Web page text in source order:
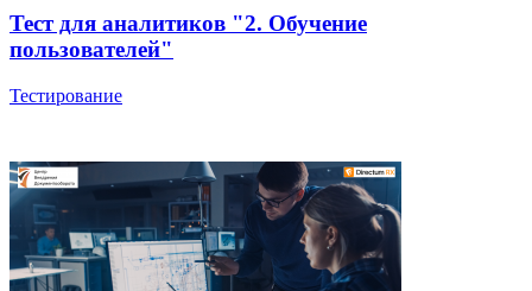
Тест для аналитиков "2. Обучение
пользователей"
Тестирование